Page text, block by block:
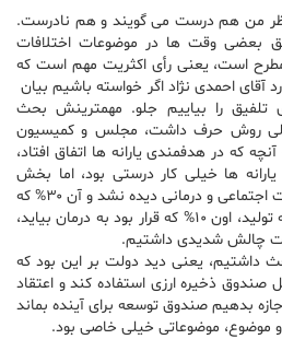
نظر من هم درست می گویند و هم نادرست.
بعضی وقت ها در موضوعات اختلافات
است، یعنی رأی اکثریت مهم است که
احمدی نژاد اگر خواسته باشیم بیان
را بیاییم جلو. مهمترینش بحث
روش حرف داشت، مجلس و کمیسیون
که در هدفمندی یارانه ها اتفاق افتاد،
ها خیلی کار درستی بود، اما بخش
تولید در آن دیده نشد، موضوعات اجتماعی و درمانی دیده نشد و آن ۳۰% که
قرار بود به تولید بیاید؛ نیامد به تولید، اون ۱۰% که قرار بود به درمان بیاید،
چالش شدیدی داشتیم.
یعنی دید دولت بر این بود که
ذخیره ارزی استفاده کند و اعتقاد
بدهیم صندوق توسعه برای آینده بماند
موضوع، موضوعاتی خیلی خاصی بود.